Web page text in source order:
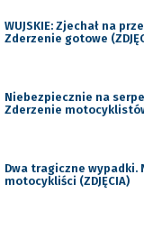
WUJSKIE: Zjechał na
Zderzenie gotowe
Niebezpiecznie na
Zderzenie
Dwa tragiczne wypadki.
motocykliści (ZDJĘCIA)